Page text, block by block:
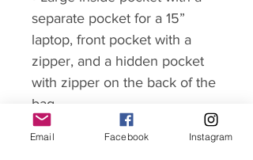
separate pocket for a 15”
laptop, front pocket with a
zipper, and a hidden pocket
with zipper on the back of the
bag
• Top zipper has 2 sliders, and
Email Facebook Instagram